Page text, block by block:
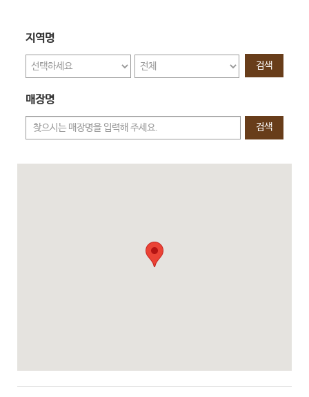
지역명
검색
매장명
검색